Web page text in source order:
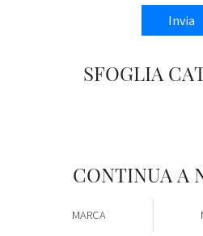
Invia
SFOGLIA
CONTINUA A
MARCA